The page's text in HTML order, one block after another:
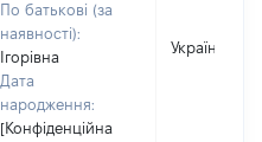
По батькові (за
наявності):
Ігорівна
Дата
народження:
[Конфіденційна
Україна